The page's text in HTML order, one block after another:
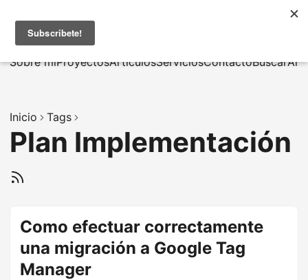
MarcusRB
Sobre míProyectosArtículosServiciosContactoBuscar
Inicio Tags
Plan Implementación
Como efectuar correctamente
una migración a Google Tag
Manager